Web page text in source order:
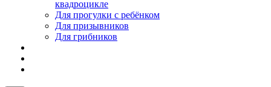
квадроцикле
Для прогулки с ребёнком
Для призывников
Для грибников